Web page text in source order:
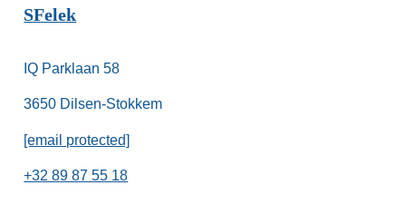
SFelek
IQ Parklaan 58
3650 Dilsen-Stokkem
[email protected]
+32 89 87 55 18